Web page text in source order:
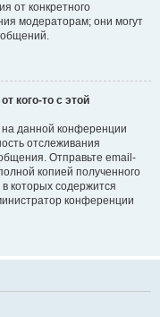
от конкретного
модераторам; они могут
кого-то с этой
данной конференции
отслеживания
Отправьте email-
копией полученного
которых содержится
конференции